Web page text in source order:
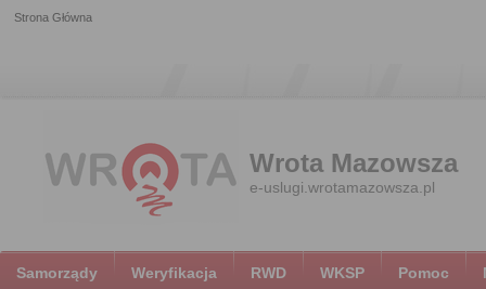
Strona Główna
Wrota Mazowsza
e-uslugi.wrotamazowsza.pl
Samorządy Weryfikacja RWD WKSP Pomoc